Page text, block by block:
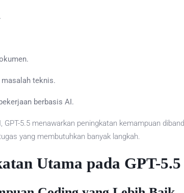
masalah teknis.
berbasis AI.
GPT-5.5 menawarkan peningkatan kemampuan
yang membutuhkan banyak langkah.
Utama pada GPT-5.5